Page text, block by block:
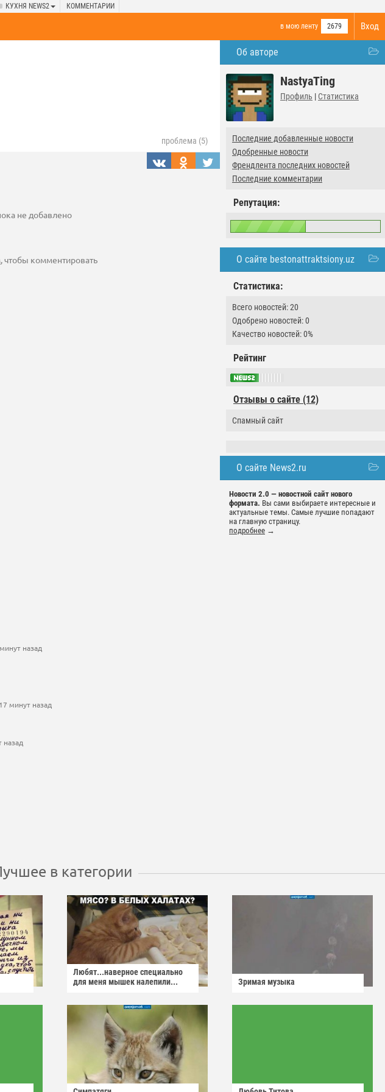
КУХНЯ NEWS2 КОММЕНТАРИИ
Вход
в мою ленту 2679
Об авторе
NastyaTing
Профиль | Статистика
Последние добавленные новости
Одобренные новости
Френдлента последних новостей
Последние комментарии
Репутация:
О сайте bestonattraktsiony.uz
Статистика:
Всего новостей: 20
Одобрено новостей: 0
Качество новостей: 0%
Рейтинг
Отзывы о сайте (12)
Спамный сайт
О сайте News2.ru
Новости 2.0 — новостной сайт нового
формата. Вы сами выбираете интересные и
актуальные темы. Самые лучшие попадают
на главную страницу.
подробнее →
проблема (5)
не добавлено
, чтобы комментировать
назад
минут назад
в категории
Любят...наверное специально
для меня мышек налепили...
Зримая музыка